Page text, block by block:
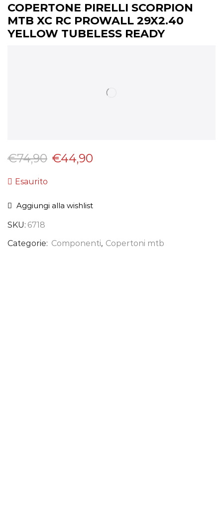
COPERTONE PIRELLI SCORPION
MTB XC RC PROWALL 29X2.40
YELLOW TUBELESS READY
€74,90 €44,90
Esaurito
Aggiungi alla wishlist
SKU: 6718
Categorie: Componenti, Copertoni mtb